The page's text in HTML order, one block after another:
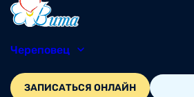
Череповец
ЗАПИСАТЬСЯ ОНЛАЙН